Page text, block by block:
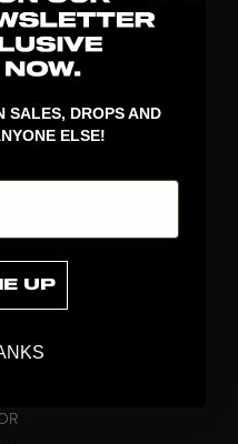
SALES, DROPS AND
ELSE!
UP